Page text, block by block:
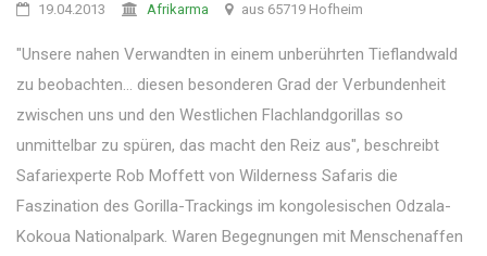
19.04.2013 Afrikarma aus 65719 Hofheim
"Unsere nahen Verwandten in einem unberührten Tieflandwald
zu beobachten... diesen besonderen Grad der Verbundenheit
zwischen uns und den Westlichen Flachlandgorillas so
unmittelbar zu spüren, das macht den Reiz aus", beschreibt
Safariexperte Rob Moffett von Wilderness Safaris die
Faszination des Gorilla-Trackings im kongolesischen Odzala-
Kokoua Nationalpark. Waren Begegnungen mit Menschenaffen